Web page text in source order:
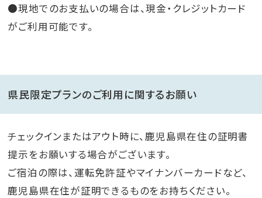
●現地でのお支払いの場合は、現金・クレジットカード
がご利用可能です。
県民限定プランのご利用に関するお願い
チェックインまたはアウト時に、鹿児島県在住の証明書
提示をお願いする場合がございます。
ご宿泊の際は、運転免許証やマイナンバーカードなど、
鹿児島県在住が証明できるものをお持ちください。